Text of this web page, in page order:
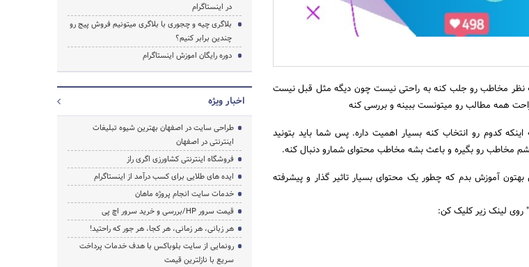
که نظر مخاطب رو جلب کنه به راحتی نیست چون دیگه مثل قبل نیست
همه مطالب رو میتونست ببینه و بررسی کنه
کدوم رو انتخاب کنه بسیار اهمیت داره. پس شما باید بتونید
مخاطب رو بگیره و باعث بشه مخاطب محتوای شمارو دنبال کنه.
آموزش بدم که چطور یک محتوای بسیار تاثیر گذار و پیشرفته
روی لینک زیر کلیک کن:
در اینستاگرام
بلاگری چیه و چجوری با بلاگری میتونیم فروش پیج رو
چندین برابر کنیم؟
دوره رایگان اموزش اینستاگرام
اخبار ویژه
طراحی سایت در اصفهان بهترین شیوه تبلیغات
اینترنتی در اصفهان
فروشگاه اینترنتی کشاورزی اگری راز
ایده های طلایی برای کسب درآمد از اینستاگرام
خدمات سایت انجام پروژه ماهان
قیمت سرور HP/بررسی و خرید سرور اچ پی
هر زبانی، هر زمانی، هر کجا، هر جور که راحتید!
رونمایی از سایت بلوباکس با هدف خدمات پرداخت
سریع با نازلترین قیمت